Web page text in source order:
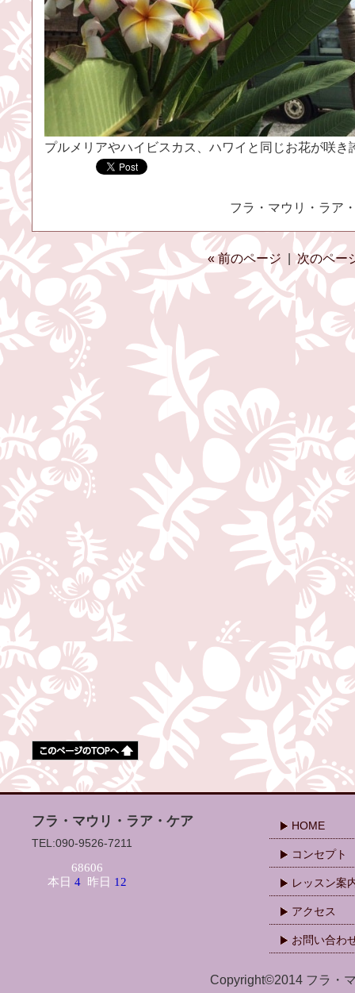
プルメリアやハイビスカス、ハワイと同じお花が咲き
フラ・マウリ・ラア
« 前のページ |次のペー
フラ・マウリ・ラア・ケア
TEL:090-9526-7211
HOME
コンセプト
レッスン案
アクセス
お問い合わ
Copyright©2014 フラ・